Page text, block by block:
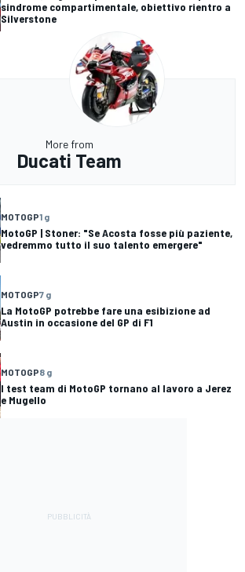
sindrome compartimentale, obiettivo rientro a
Silverstone
More from
Ducati Team
MOTOGP1 g
MotoGP | Stoner: "Se Acosta fosse più paziente,
vedremmo tutto il suo talento emergere"
MOTOGP7 g
La MotoGP potrebbe fare una esibizione ad
Austin in occasione del GP di F1
MOTOGP8 g
I test team di MotoGP tornano al lavoro a Jerez
e Mugello